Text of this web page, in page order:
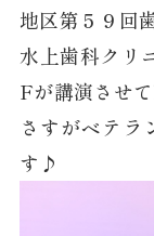
地区第５９回
水上歯科クリ
Fが講演させ
さすがベテラ
す♪